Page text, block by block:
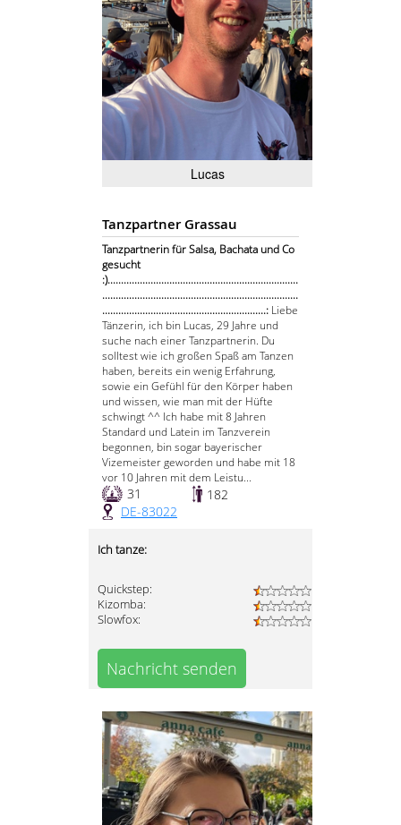
Lucas
Tanzpartner Grassau
Tanzpartnerin für Salsa, Bachata und Co
gesucht
:).......................................................................
.........................................................................
.............................................................: Liebe
Tänzerin, ich bin Lucas, 29 Jahre und
suche nach einer Tanzpartnerin. Du
solltest wie ich großen Spaß am Tanzen
haben, bereits ein wenig Erfahrung,
sowie ein Gefühl für den Körper haben
und wissen, wie man mit der Hüfte
schwingt ^^ Ich habe mit 8 Jahren
Standard und Latein im Tanzverein
begonnen, bin sogar bayerischer
Vizemeister geworden und habe mit 18
vor 10 Jahren mit dem Leistu...
31
182
DE-83022
Ich tanze:
Quickstep:
Kizomba:
Slowfox:
Nachricht senden